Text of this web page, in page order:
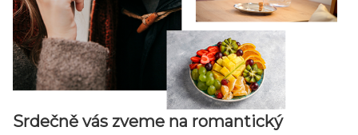
Srdečně vás zveme na romantický